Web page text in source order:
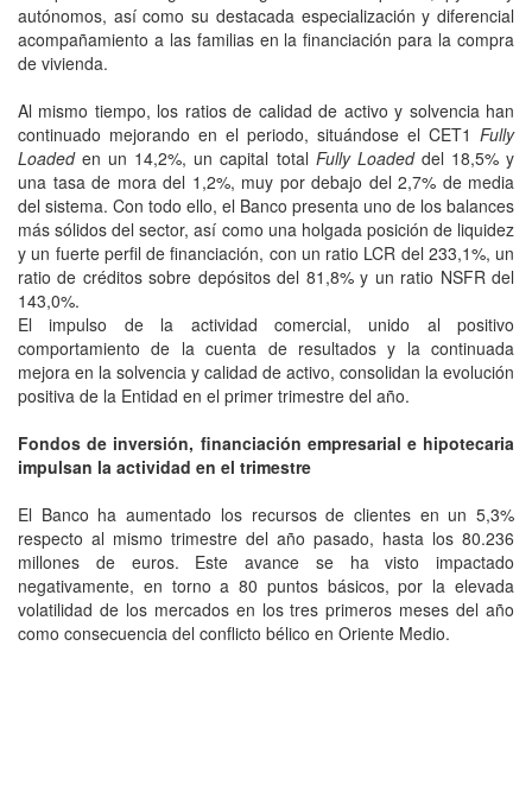
autónomos, así como su destacada especialización y diferencial
acompañamiento a las familias en la financiación para la compra
de vivienda.
Al mismo tiempo, los ratios de calidad de activo y solvencia han
continuado mejorando en el periodo, situándose el CET1 Fully
Loadeden un 14,2%, un capital total Fully Loadeddel 18,5% y
una tasa de mora del 1,2%, muy por debajo del 2,7% de media
del sistema. Con todo ello, el Banco presenta uno de los balances
más sólidos del sector, así como una holgada posición de liquidez
y un fuerte perfil de financiación, con un ratio LCR del 233,1%, un
ratio de créditos sobre depósitos del 81,8% y un ratio NSFR del
143,0%.
El impulso de la actividad comercial, unido al positivo
comportamiento de la cuenta de resultados y la continuada
mejora en la solvencia y calidad de activo, consolidan la evolución
positiva de la Entidad en el primer trimestre del año.
Fondos de inversión, financiación empresarial e hipotecaria
impulsan la actividad en el trimestre
El Banco ha aumentado los recursos de clientes en un 5,3%
respecto al mismo trimestre del año pasado, hasta los 80.236
millones de euros. Este avance se ha visto impactado
negativamente, en torno a 80 puntos básicos, por la elevada
volatilidad de los mercados en los tres primeros meses del año
como consecuencia del conflicto bélico en Oriente Medio.